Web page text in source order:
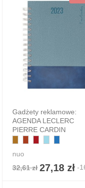
Gadżety reklamowe:
AGENDA LECLERC
PIERRE CARDIN
nuo
32,61 zł 27,18 zł -